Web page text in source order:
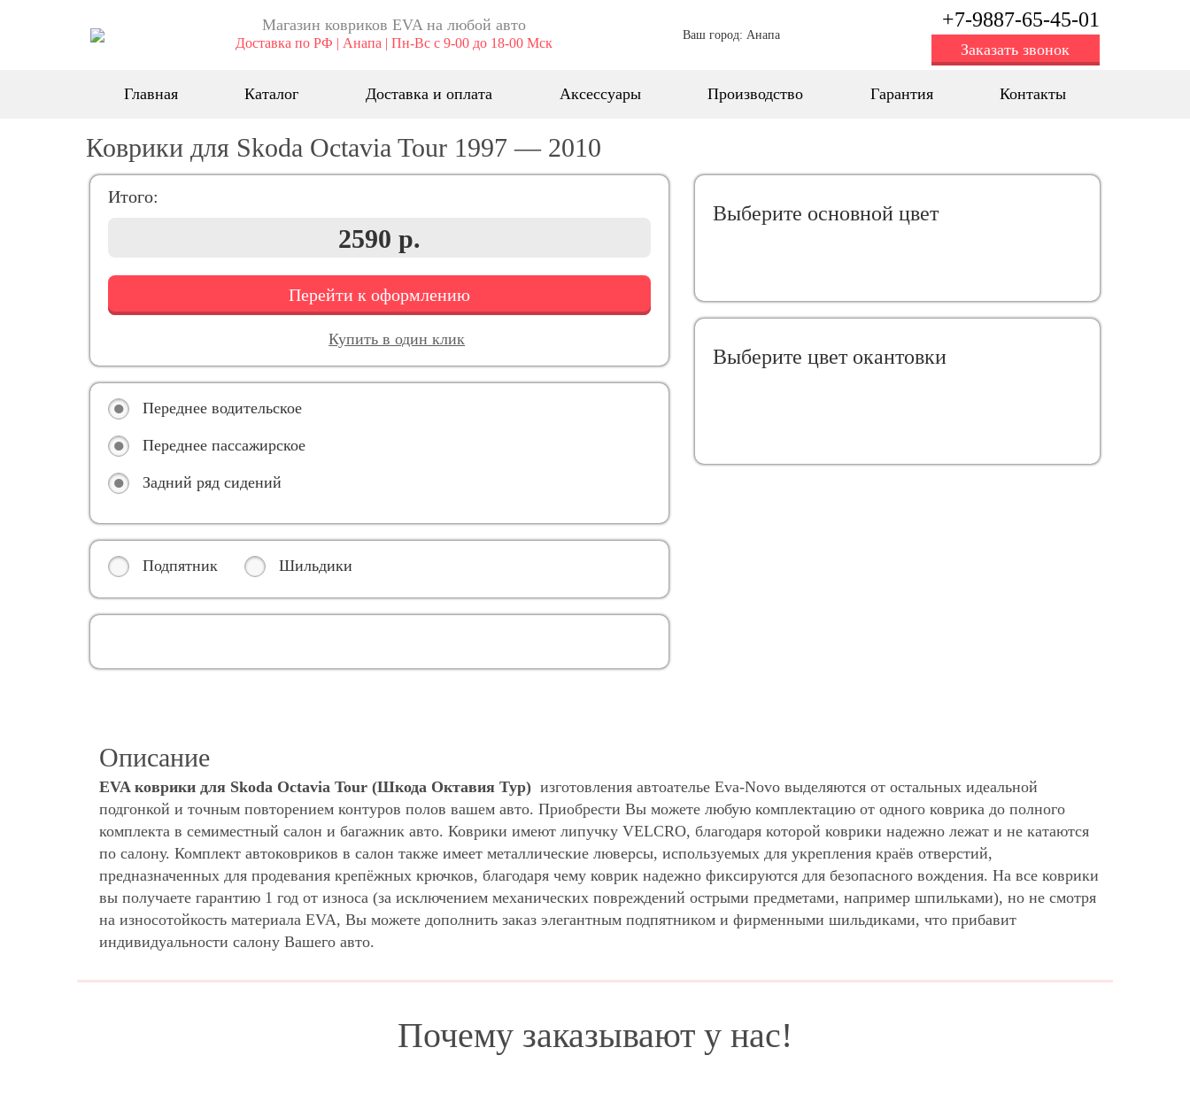
Магазин ковриков EVA ​на любой авто
Доставка по РФ | Анапа | Пн-Вс с 9-00 до 18-00 Мск
Ваш город: Анапа
+7-9887-65-45-01
Заказать звонок
Главная Каталог Доставка и оплата Аксессуары Производство Гарантия Контакты
Коврики для Skoda Octavia Tour 1997 — 2010
Итого:
2590 р.
Перейти к оформлению
Купить в один клик
Переднее водительское
Переднее пассажирское
Задний ряд сидений
Подпятник Шильдики
Выберите oсновной цвет
Выберите цвет окантовки
Описание
EVA коврики для Skoda Octavia Tour (Шкода Октавия Тур) изготовления автоателье Eva-Novo выделяются от остальных идеальной
подгонкой и точным повторением контуров полов вашем авто. Приобрести Вы можете любую комплектацию от одного коврика до полного
комплекта в семиместный салон и багажник авто. Коврики имеют липучку VELCRO, благодаря которой коврики надежно лежат и не катаются
по салону. Комплект автоковриков в салон также имеет металлические люверсы, используемых для укрепления краёв отверстий,
предназначенных для продевания крепёжных крючков, благодаря чему коврик надежно фиксируются для безопасного вождения. На все коврики
вы получаете гарантию 1 год от износа (за исключением механических повреждений острыми предметами, например шпильками), но не смотря
на износотойкость материала EVA, Вы можете дополнить заказ элегантным подпятником и фирменными шильдиками, что прибавит
индивидуальности салону Вашего авто.
Почему заказывают у нас!